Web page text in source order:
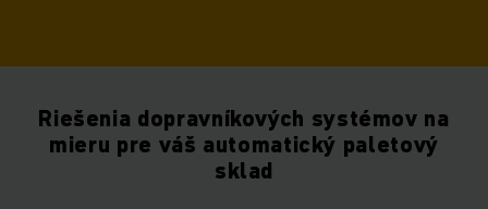
Riešenia dopravníkových systémov na
mieru pre váš automatický paletový
sklad